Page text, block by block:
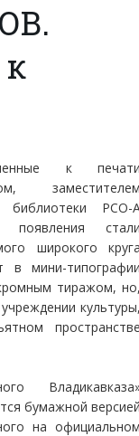
к
библиотеки РСО-
широкого
мини-
тиражом,
бумажной
на